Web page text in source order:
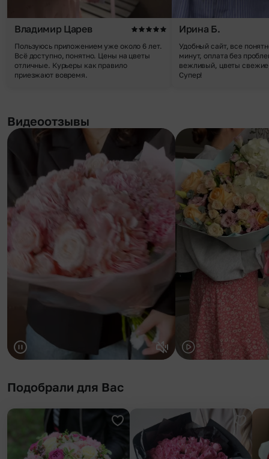
Владимир Царев
Пользуюсь приложением уже около 6 лет.
Всё доступно, понятно. Цены на цветы
отличные. Курьеры как правило
приезжают вовремя.
Ирина Б.
Удобный сайт, все
минут, оплата без
вежливый, цветы
Супер!
Видеоотзывы
Подобрали для Вас
Добавить в избранное